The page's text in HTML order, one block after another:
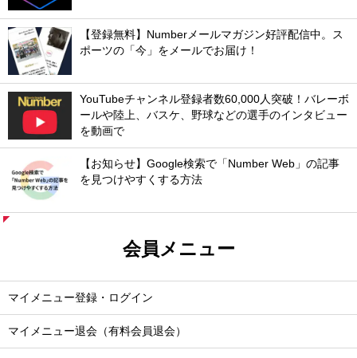
【登録無料】Numberメールマガジン好評配信中。ス
ポーツの「今」をメールでお届け！
YouTubeチャンネル登録者数60,000人突破！バレーボ
ールや陸上、バスケ、野球などの選手のインタビュー
を動画で
【お知らせ】Google検索で「Number Web」の記事
を見つけやすくする方法
会員メニュー
マイメニュー登録・ログイン
マイメニュー退会（有料会員退会）